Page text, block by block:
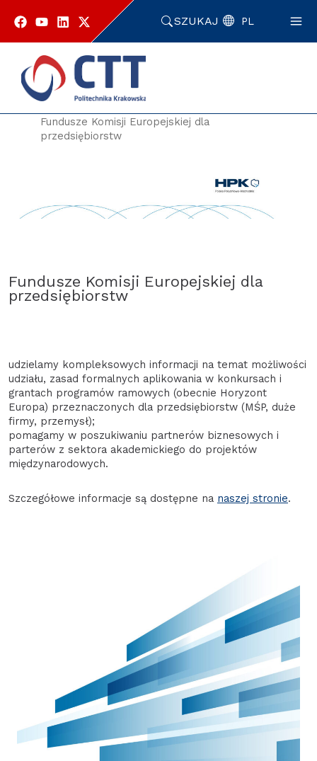
SZUKAJ PL
Strona główna
Oferta i usługi
Fundusze Komisji Europejskiej dla
przedsiębiorstw
Fundusze Komisji Europejskiej dla
przedsiębiorstw
udzielamy kompleksowych informacji na temat możliwości
udziału, zasad formalnych aplikowania w konkursach i
grantach programów ramowych (obecnie Horyzont
Europa) przeznaczonych dla przedsiębiorstw (MŚP, duże
firmy, przemysł);
pomagamy w poszukiwaniu partnerów biznesowych i
parterów z sektora akademickiego do projektów
międzynarodowych.
Szczegółowe informacje są dostępne na naszej stronie.